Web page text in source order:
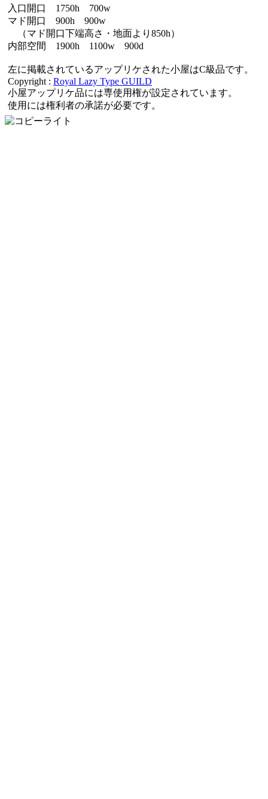
入口開口 1750h 700w
マド開口 900h 900w
（マド開口下端高さ・地面より850h）
内部空間 1900h 1100w 900d
左に掲載されているアップリケされた小屋はC級品です。
Copyright : Royal Lazy Type GUILD
小屋アップリケ品には専使用権が設定されています。
使用には権利者の承諾が必要です。